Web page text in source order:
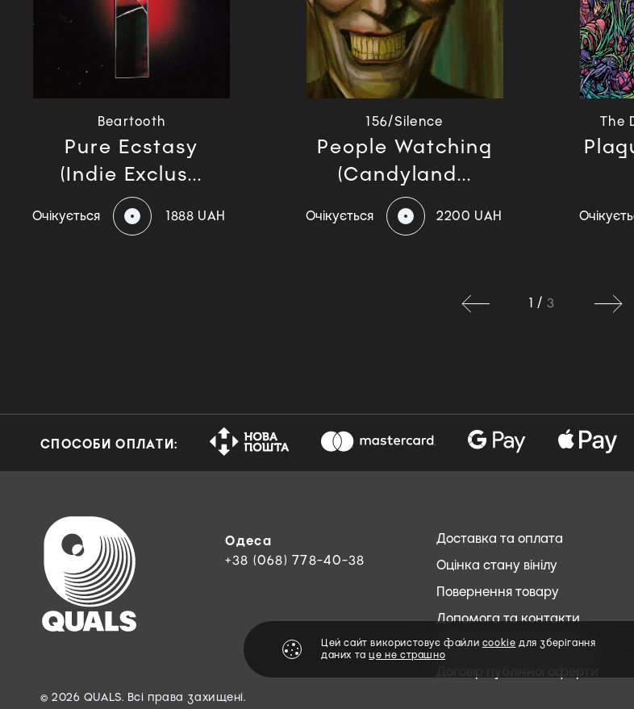
Beartooth
Pure Ecstasy
(Indie Exclus...
Очікується 1888 UAH
156/Silence
People Watching
(Candyland...
Очікується 2200 UAH
The
1 / 3
СПОСОБИ ОПЛАТИ:
Одеса
+38 (068) 778-40-38
Доставка та оплата
Оцінка стану вінілу
Повернення товару
Допомога та контакти
Обслуговування клієнтів
Договір публічної оферти
© 2026 QUALS. Всі права захищені.
Цей сайт використовує файли cookie для зберігання
даних таце не страшно